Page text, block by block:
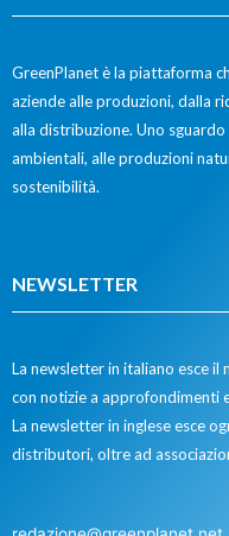
GreenPlanet è la piattaforma
aziende alle produzioni, dalla
alla distribuzione. Uno
ambientali, alle produzioni
sostenibilità.
NEWSLETTER
La newsletter in italiano esce il
con notizie a approfondimenti
La newsletter in inglese esce
distributori, oltre ad